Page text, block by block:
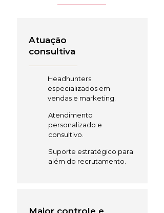
Atuação
consultiva
Headhunters
especializados em
vendas e marketing.
Atendimento
personalizado e
consultivo.
Suporte estratégico para
além do recrutamento.
Maior controle e